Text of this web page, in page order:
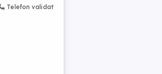
Telefon validat